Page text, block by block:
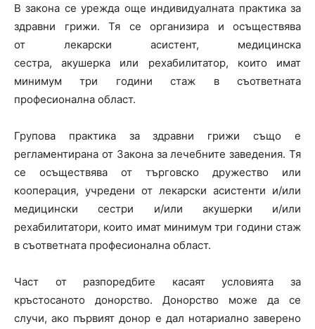
В закона се урежда още индивидуалната практика за
здравни грижи. Тя се организира и осъществява
от лекарски асистент, медицинска
сестра, акушерка или рехабилитатор, които имат
минимум три години стаж в съответната
професионална област.
Групова практика за здравни грижи също е
регламентирана от Закона за лечебните заведения. Тя
се осъществява от търговско дружество или
кооперация, учредени от лекарски асистенти и/или
медицински сестри и/или акушерки и/или
рехабилитатори, които имат минимум три години стаж
в съответната професионална област.
Част от разпоредбите касаят условията за
кръстосаното донорство. Донорство може да се
случи, ако първият донор е дал нотариално заверено